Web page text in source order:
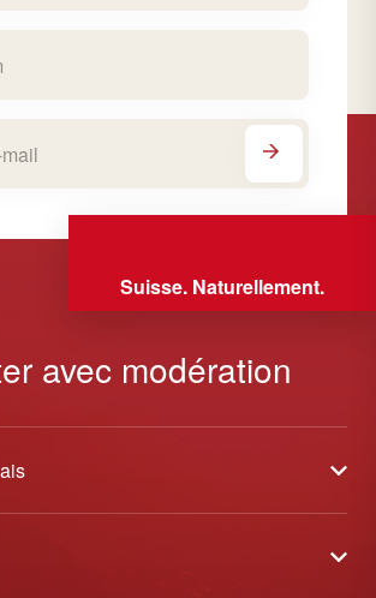
Suisse. Naturellement.
avec modération